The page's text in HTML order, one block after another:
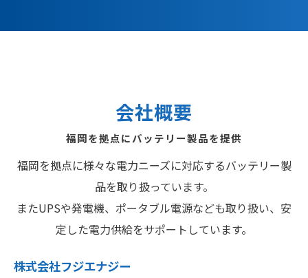
福岡を拠点にバッテリー製品を提供
会社概要
福岡を拠点に様々な電力ニーズに対応するバッテリー製
品を取り扱っています。
またUPSや発電機、ポータブル電源なども取り扱い、安
定した電力供給をサポートしています。
株式会社フジエナジー